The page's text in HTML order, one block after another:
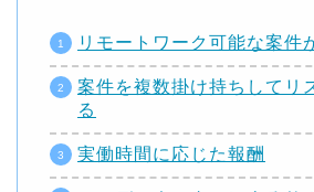
リモートワーク可能な案件
案件を複数掛け持ちしてリ
る
実働時間に応じた報酬